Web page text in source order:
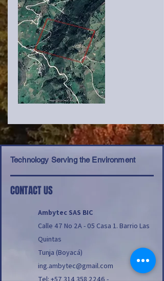
Technology Serving the Environment
CONTACT US
Ambytec SAS BIC
Calle 47 No 2A - 05 Casa 1. Barrio Las
Quintas
Tunja (Boyacá)
ing.ambytec@gmail.com
Tel: +57 314 358 2246 -